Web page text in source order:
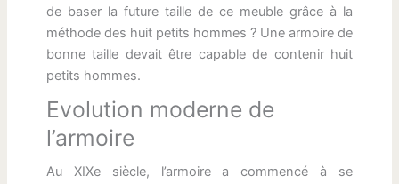
de baser la future taille de ce meuble grâce à la
méthode des huit petits hommes ? Une armoire de
bonne taille devait être capable de contenir huit
petits hommes.
Evolution moderne de
l’armoire
Au XIXe siècle, l’armoire a commencé à se